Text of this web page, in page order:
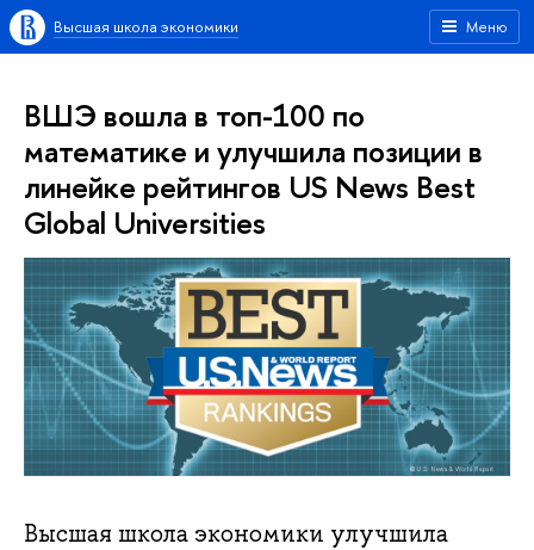
Меню
Высшая школа экономики
ВШЭ вошла в топ-100 по
математике и улучшила позиции в
линейке рейтингов US News Best
Global Universities
Высшая школа экономики улучшила